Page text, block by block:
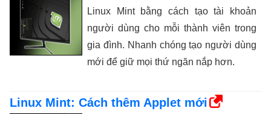
Linux Mint bằng cách tạo tài khoản
người dùng cho mỗi thành viên trong
gia đình. Nhanh chóng tạo người dùng
mới để giữ mọi thứ ngăn nắp hơn.
Linux Mint: Cách thêm Applet mới